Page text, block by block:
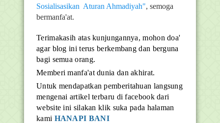
Sosialisasikan Aturan Ahmadiyah", semoga
bermanfa'at.
Terimakasih atas kunjungannya, mohon doa'
agar blog ini terus berkembang dan berguna
bagi semua orang.
Memberi manfa'at dunia dan akhirat.
Untuk mendapatkan pemberitahuan langsung
mengenai artikel terbaru di facebook dari
website ini silakan klik suka pada halaman
kami HANAPI BANI